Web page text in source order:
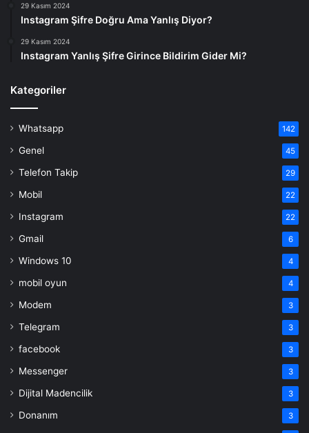
29 Kasım 2024
Instagram Şifre Doğru Ama Yanlış Diyor?
29 Kasım 2024
Instagram Yanlış Şifre Girince Bildirim Gider Mi?
Kategoriler
Whatsapp 142
Genel 45
Telefon Takip 29
Mobil 22
Instagram 22
Gmail 6
Windows 10 4
mobil oyun 4
Modem 3
Telegram 3
facebook 3
Messenger 3
Dijital Madencilik 3
Donanım 3